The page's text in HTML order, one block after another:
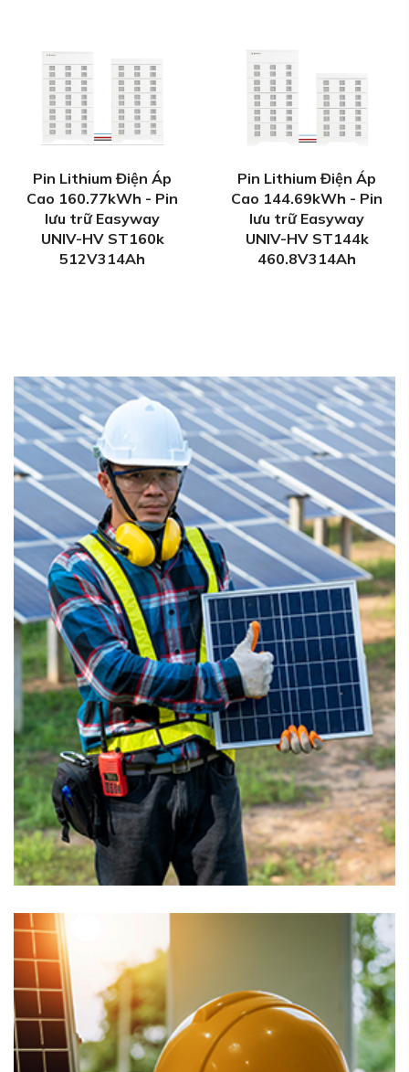
Pin Lithium Điện Áp
Cao 160.77kWh - Pin
lưu trữ Easyway
UNIV-HV ST160k
512V314Ah
Pin Lithium Điện Áp
Cao 144.69kWh - Pin
lưu trữ Easyway
UNIV-HV ST144k
460.8V314Ah